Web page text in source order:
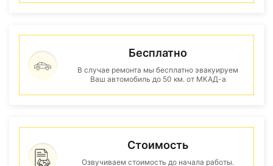
Бесплатно
В случае ремонта мы бесплатно эвакуируем
Ваш автомобиль до 50 км. от МКАД-а
Стоимость
Озвучиваем стоимость до начала работы.